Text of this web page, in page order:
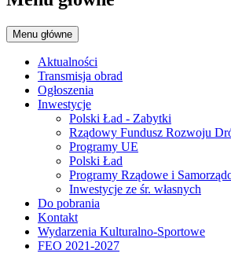
Menu główne
Aktualności
Transmisja obrad
Ogłoszenia
Inwestycje
Polski Ład - Zabytki
Rządowy Fundusz Rozwoju
Programy UE
Polski Ład
Programy Rządowe i
Inwestycje ze śr. własnych
Do pobrania
Kontakt
Wydarzenia Kulturalno-Sportowe
FEO 2021-2027